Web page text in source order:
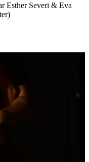
Esther Severi & Eva